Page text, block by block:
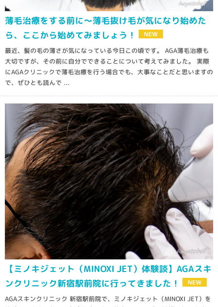
薄毛治療をする前に～薄毛抜け毛が気になり始めた
ら、ここから始めてみましょう！
最近、髪の毛の薄さが気になっている今日この頃です。 AGA薄毛治療も
大切ですが、その前に自分でできることについて考えてみました。 実際
にAGAクリニックで薄毛治療を行う場合でも、大事なことだと思いますの
で、ぜひとも読んで ...
【ミノキジェット（MINOXI JET）体験談】AGAスキ
ンクリニック新宿駅前院に行ってきました！
AGAスキンクリニック 新宿駅前院で、ミノキジェット（MINOXI JET）を